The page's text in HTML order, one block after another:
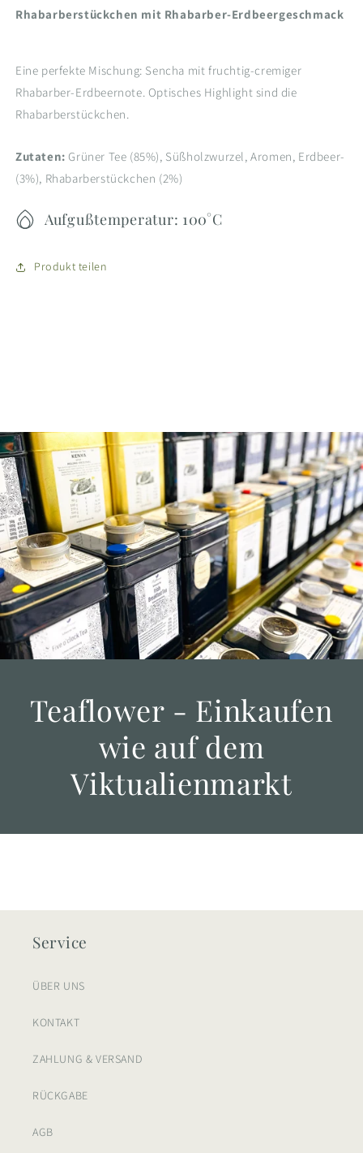
Rhabarberstückchen mit Rhabarber-Erdbeergeschmack
Eine perfekte Mischung: Sencha mit fruchtig-cremiger
Rhabarber-Erdbeernote. Optisches Highlight sind die
Rhabarberstückchen.
Zutaten: Grüner Tee (85%), Süßholzwurzel, Aromen, Erdbeer-
(3%), Rhabarberstückchen (2%)
Aufgußtemperatur: 100°C
Produkt teilen
Teaflower - Einkaufen
wie auf dem
Viktualienmarkt
Service
ÜBER UNS
KONTAKT
ZAHLUNG & VERSAND
RÜCKGABE
AGB